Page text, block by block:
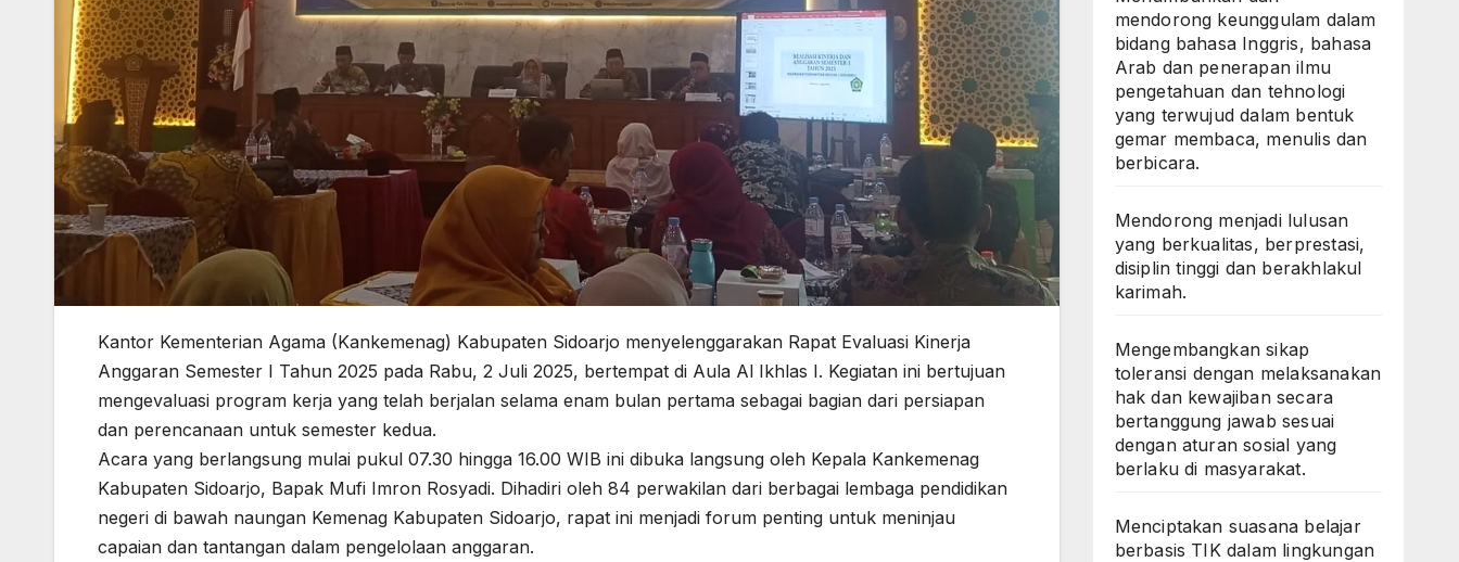
Kantor Kementerian Agama (Kankemenag) Kabupaten Sidoarjo menyelenggarakan Rapat Evaluasi Kinerja
Anggaran Semester I Tahun 2025 pada Rabu, 2 Juli 2025, bertempat di Aula Al Ikhlas I. Kegiatan ini bertujuan
mengevaluasi program kerja yang telah berjalan selama enam bulan pertama sebagai bagian dari persiapan
dan perencanaan untuk semester kedua.
Acara yang berlangsung mulai pukul 07.30 hingga 16.00 WIB ini dibuka langsung oleh Kepala Kankemenag
Kabupaten Sidoarjo, Bapak Mufi Imron Rosyadi. Dihadiri oleh 84 perwakilan dari berbagai lembaga pendidikan
negeri di bawah naungan Kemenag Kabupaten Sidoarjo, rapat ini menjadi forum penting untuk meninjau
capaian dan tantangan dalam pengelolaan anggaran.
mendorong keunggulam dalam
bidang bahasa Inggris, bahasa
Arab dan penerapan ilmu
pengetahuan dan tehnologi
yang terwujud dalam bentuk
gemar membaca, menulis dan
berbicara.
Mendorong menjadi lulusan
yang berkualitas, berprestasi,
disiplin tinggi dan berakhlakul
karimah.
Mengembangkan sikap
toleransi dengan melaksanakan
hak dan kewajiban secara
bertanggung jawab sesuai
dengan aturan sosial yang
berlaku di masyarakat.
Menciptakan suasana belajar
berbasis TIK dalam lingkungan